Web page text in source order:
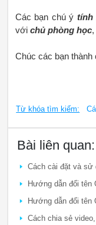
Các bạn chú ý tính
với chủ phòng học,
Chúc các bạn thành
Từ khóa tìm kiếm:
Bài liên quan:
Cách cài đặt và sử
Hướng dẫn đổi tên
Hướng dẫn đổi tên
Cách chia sẻ